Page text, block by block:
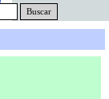
Buscar